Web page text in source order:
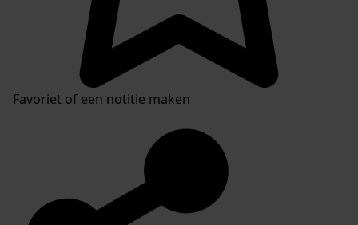
Favoriet of een notitie maken